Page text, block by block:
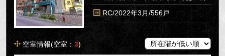
RC/2022年3月/556戸
空室情報(空室：3)